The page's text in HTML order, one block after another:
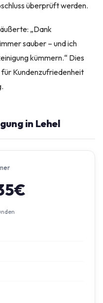
überprüft werden.
„Dank
sauber – und ich
kümmern.“ Dies
Kundenzufriedenheit
in Lehel